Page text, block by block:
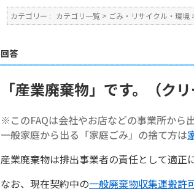
カテゴリー : カテゴリ一覧 > ごみ・リサイクル・環境
回答
「産業廃棄物」です。（ク
※このFAQは会社やお店などの事業所から
一般家庭から出る「家庭ごみ」の捨て方は
産業廃棄物は排出事業者の責任として適正
なお、現在契約中の一般廃棄物収集運搬許